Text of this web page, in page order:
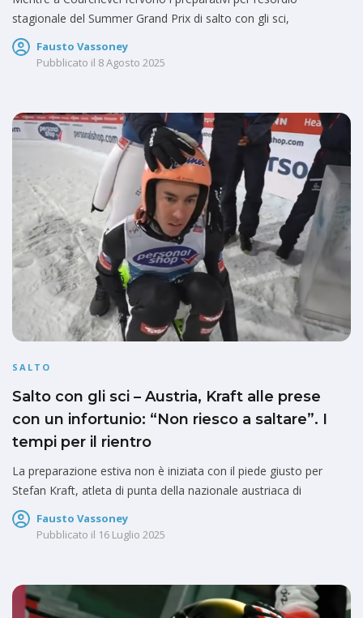
stagionale del Summer Grand Prix di salto con gli sci,
Fausto Vassoney
Pubblicato il 8 Agosto 2025
SALTO
Salto con gli sci – Austria, Kraft alle prese
con un infortunio: “Non riesco a saltare”. I
tempi per il rientro
La preparazione estiva non è iniziata con il piede giusto per
Stefan Kraft, atleta di punta della nazionale austriaca di
Fausto Vassoney
Pubblicato il 16 Luglio 2025